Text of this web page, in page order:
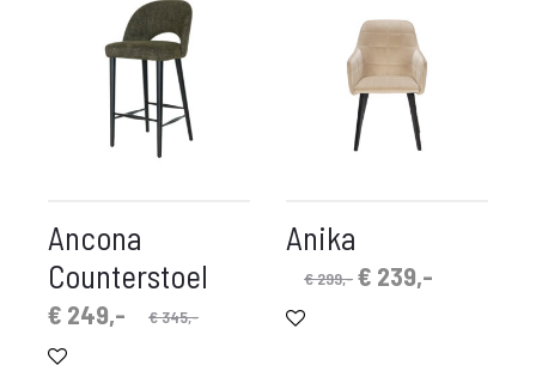
Ancona
Counterstoel
€345,-
€ 249,-
prijs
Anika
€299,- Oorspronkelijke
€ 239,-